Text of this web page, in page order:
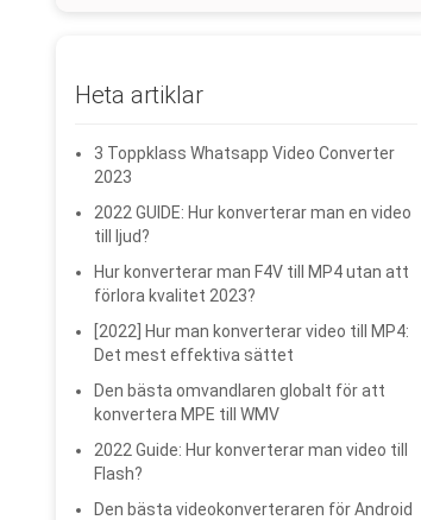
Heta artiklar
3 Toppklass Whatsapp Video Converter
2023
2022 GUIDE: Hur konverterar man en video
till ljud?
Hur konverterar man F4V till MP4 utan att
förlora kvalitet 2023?
[2022] Hur man konverterar video till MP4:
Det mest effektiva sättet
Den bästa omvandlaren globalt för att
konvertera MPE till WMV
2022 Guide: Hur konverterar man video till
Flash?
Den bästa videokonverteraren för Android